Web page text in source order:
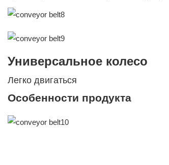
Универсальное колесо
Легко двигаться
Особенности продукта